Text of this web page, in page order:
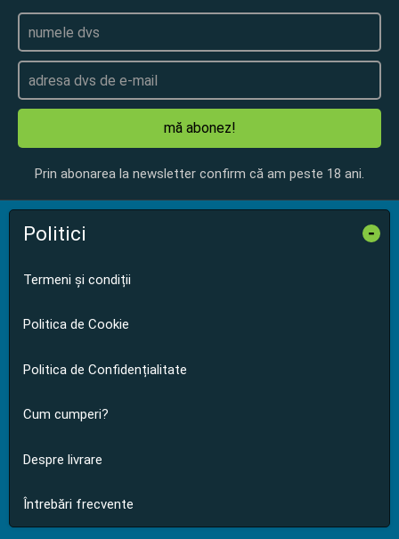
mă abonez!
Prin abonarea la newsletter confirm că am peste 18 ani.
Politici -
Termeni și condiții
Politica de Cookie
Politica de Confidențialitate
Cum cumperi?
Despre livrare
Întrebări frecvente